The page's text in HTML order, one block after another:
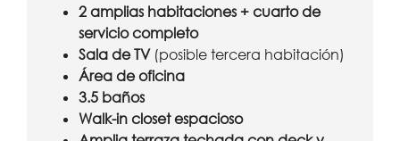
2 amplias habitaciones + cuarto de
servicio completo
Sala de TV(posible tercera habitación)
Área de oficina
3.5 baños
Walk-in closet espacioso